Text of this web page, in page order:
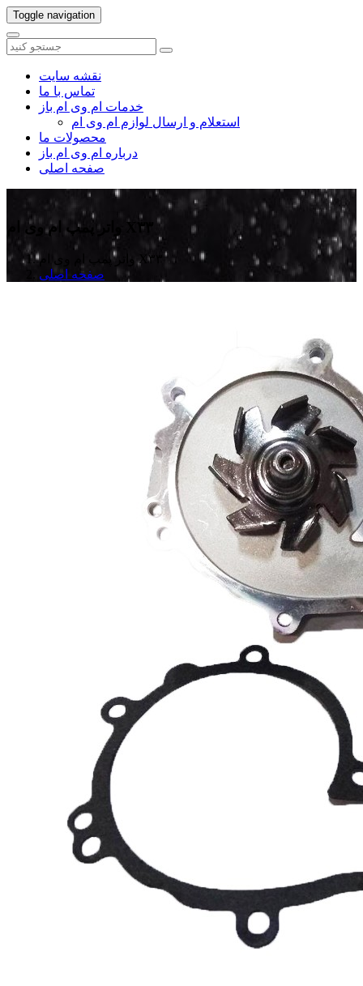
Toggle navigation
نقشه سایت
تماس با ما
خدمات ام وی ام باز
استعلام و ارسال لوازم ام وی ام
محصولات ما
درباره ام وی ام باز
صفحه اصلی
واتر پمپ ام وی ام X۳۳
واتر پمپ ام وی ام X۳۳
صفحه اصلی